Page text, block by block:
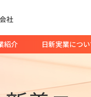
紹介 日新実業につ